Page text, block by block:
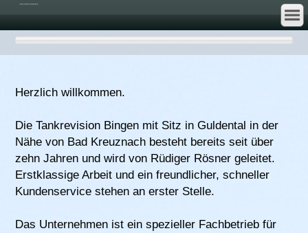
Herzlich willkommen.
Die Tankrevision Bingen mit Sitz in Guldental in der
Nähe von Bad Kreuznach besteht bereits seit über
zehn Jahren und wird von Rüdiger Rösner geleitet.
Erstklassige Arbeit und ein freundlicher, schneller
Kundenservice stehen an erster Stelle.
Das Unternehmen ist ein spezieller Fachbetrieb für